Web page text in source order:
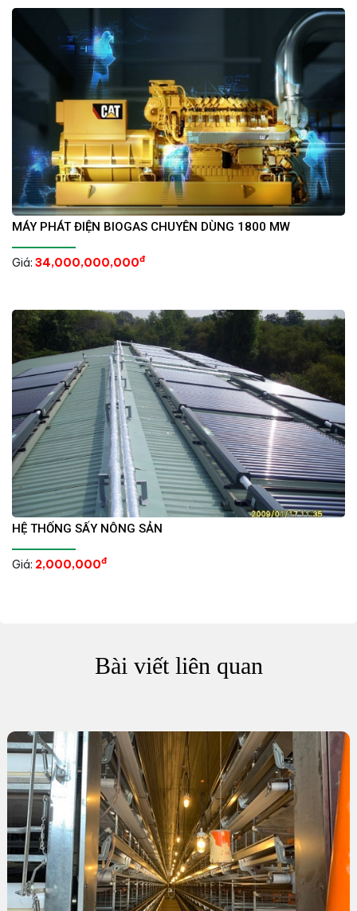
MÁY PHÁT ĐIỆN BIOGAS CHUYÊN DÙNG 1800 MW
Giá: 34,000,000,000đ
HỆ THỐNG SẤY NÔNG SẢN
Giá: 2,000,000đ
Bài viết liên quan